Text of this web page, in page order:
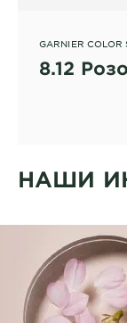
GARNIER COLOR
8.12
НАШИ